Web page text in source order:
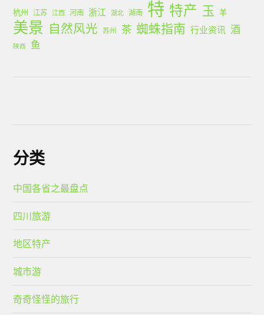
杭州 江苏 江西 河南 浙江 湖北 湖南 特 特产 玉 羊
美景 自然风光 苏州 茶 蜘蛛指南 行业资讯 酒
陕西 鱼
分类
中国各省之最盘点
四川旅游
地区特产
城市游
奇奇怪怪的旅行